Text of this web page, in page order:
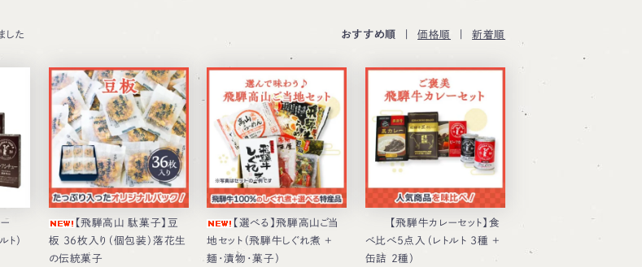
した おすすめ順 |価格順 |新着順
）
【飛騨高山 駄菓子】豆
板 36枚入り（個包装）落花生
の伝統菓子
【選べる】飛騨高山ご当
地セット（飛騨牛しぐれ煮 ＋
麺・漬物・菓子）
【飛騨牛カレーセット】食
べ比べ5点入（レトルト 3種 ＋
缶詰 2種）